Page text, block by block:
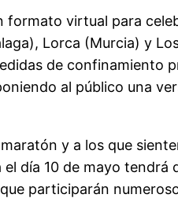
virtual para
Lorca (Murcia) y
de confinamiento
al público una
y a los que
día 10 de mayo tendrá
participarán